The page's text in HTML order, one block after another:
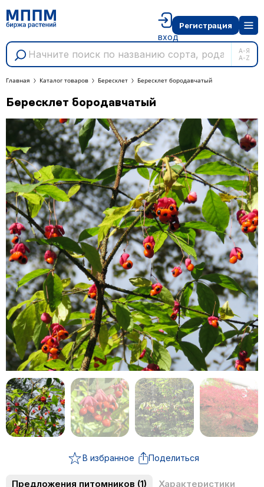
А-Я
A-Z
вход
Регистрация
Главная Каталог товаров Бересклет Бересклет бородавчатый
Бересклет бородавчатый
В избранное Поделиться
Предложения питомников (1)
Характеристики